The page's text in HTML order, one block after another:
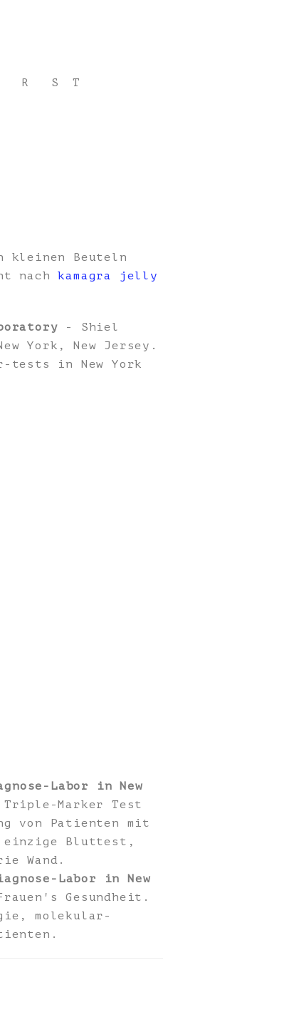
R S
T
kleinen Beuteln
nachkamagra jelly
- Shiel
York, New Jersey.
tests in New York
Labor in New
Marker Test
von Patienten mit
einzige Bluttest,
Wand.
Labor in New
Gesundheit.
molekular-